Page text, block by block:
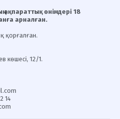
ақпараттық өнімдері 18
арналған.
қорғалған.
көшесі, 12/1.
14